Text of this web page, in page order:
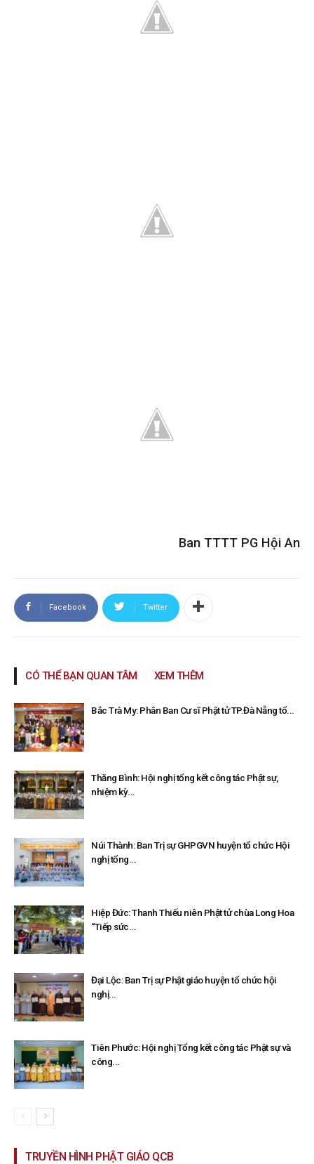
Ban TTTT PG Hội An
Facebook Twitter
CÓ THỂ BẠN QUAN TÂM XEM THÊM
Bắc Trà My: Phân Ban Cư sĩ Phật tử TP.Đà Nẵng tổ...
Thăng Bình: Hội nghị tổng kết công tác Phật sự,
nhiệm kỳ...
Núi Thành: Ban Trị sự GHPGVN huyện tổ chức Hội
nghị tổng...
Hiệp Đức: Thanh Thiếu niên Phật tử chùa Long Hoa
“Tiếp sức...
Đại Lộc: Ban Trị sự Phật giáo huyện tổ chức hội
nghị...
Tiên Phước: Hội nghị Tổng kết công tác Phật sự và
công...
TRUYỀN HÌNH PHẬT GIÁO QCB